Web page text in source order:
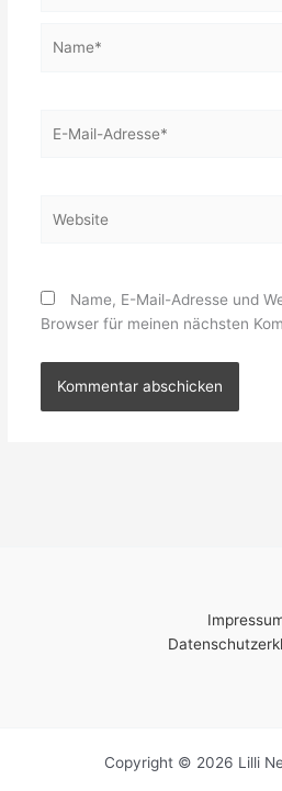
Mail-
Name, E-Mail-Adresse und
Browser für meinen nächsten
Copyright © 2026 Lilli